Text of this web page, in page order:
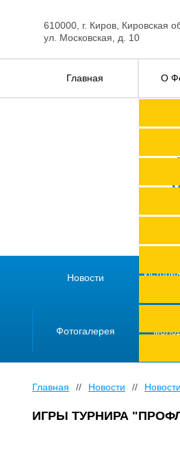
610000, г. Киров, Кировская
ул. Московская, д. 10
Главная О
Новости
Фотогалерея
Главная // Новости //
ИГРЫ ТУРНИРА